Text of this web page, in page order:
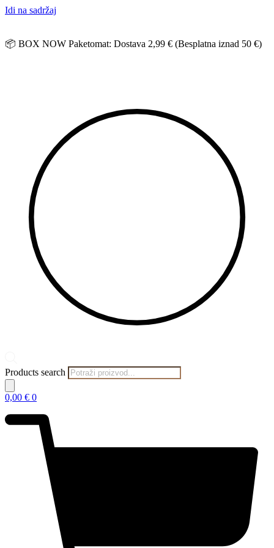
Idi na sadržaj
📦 BOX NOW Paketomat: Dostava 2,99 € (Besplatna iznad 50 €)
Products search
0,00 € 0